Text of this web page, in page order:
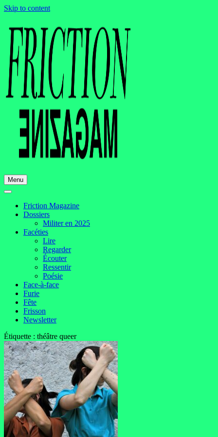
Skip to content
Menu
Friction Magazine
Dossiers
Militer en 2025
Facéties
Lire
Regarder
Écouter
Ressentir
Poésie
Face-à-face
Furie
Fête
Frisson
Newsletter
Étiquette : théâtre queer